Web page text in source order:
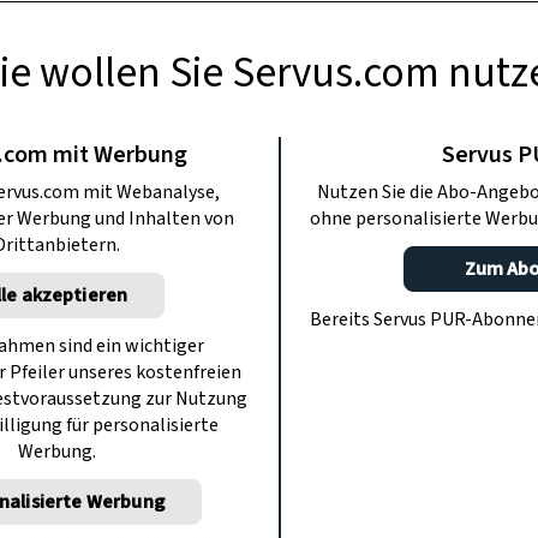
Auszug selber
Ein Rosenöl-Auszug
ist und lässt sich auch
Buchart zeigt im Video wie Sie
selber herstellen können.
wollen Sie Servus.com
mit Werbung
mit Webanalyse,
Werbung und Inhalten von
akzeptieren
sind ein wichtiger
unseres kostenfreien
zur Nutzung
für personalisierte
Werbung.
Werbung
Servus
Nutzen Sie die Abo-
ohne personalisierte
Zum
Bereits Servus PUR-